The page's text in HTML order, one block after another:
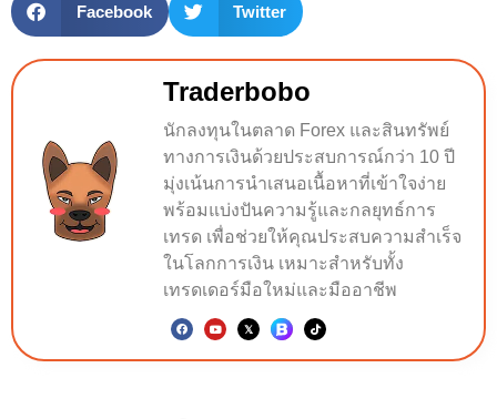
Facebook Twitter
Traderbobo
นักลงทุนในตลาด Forex และสินทรัพย์
ทางการเงินด้วยประสบการณ์กว่า 10 ปี
มุ่งเน้นการนำเสนอเนื้อหาที่เข้าใจง่าย
พร้อมแบ่งปันความรู้และกลยุทธ์การ
เทรด เพื่อช่วยให้คุณประสบความสำเร็จ
ในโลกการเงิน เหมาะสำหรับทั้ง
เทรดเดอร์มือใหม่และมืออาชีพ